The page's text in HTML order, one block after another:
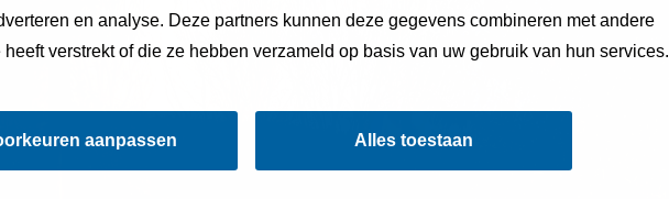
en analyse. Deze partners kunnen deze gegevens combineren met andere
verstrekt of die ze hebben verzameld op basis van uw gebruik van hun services.
aanpassen Alles toestaan